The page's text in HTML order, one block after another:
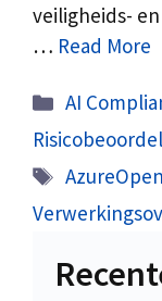
veiligheids-
… Read More
AI
Tags